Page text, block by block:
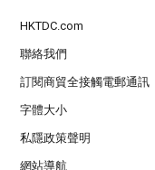
HKTDC.com
聯絡我們
訂閱商貿全接觸電郵通訊
字體大小
私隱政策聲明
網站導航